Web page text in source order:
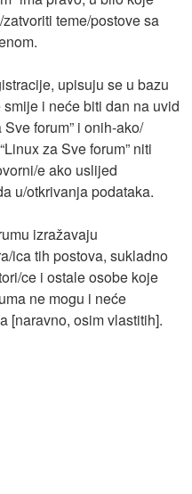
teme/postove sa
upisuju se u bazu
i neće biti dan na uvid
forum” i onih-ako/
za Sve forum” niti
e ako uslijed
u/otkrivanja podataka.
izražavaju
ica tih postova, sukladno
ce i ostale osobe koje
ne mogu i neće
[naravno, osim vlastitih].